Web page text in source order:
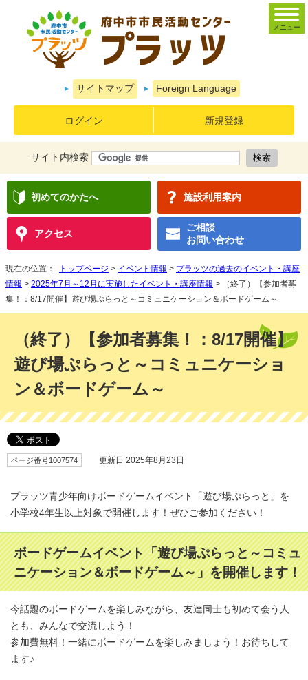
サイトマップ Foreign Language
ログイン 新規登録
サイト内検索
初めてのかたへ 施設利用案内
アクセス
ご相談
お問い合わせ
メニュー
現在の位置： トップページ > イベント情報 > プラッツの過去のイベント・講座
情報 > 2025年7月～12月に実施したイベント・講座情報 > （終了）【参加者募
集！：8/17開催】遊び場ぷらっと～コミュニケーション＆ボードゲーム～
（終了）【参加者募集！：8/17開催】
遊び場ぷらっと～コミュニケーショ
ン＆ボードゲーム～
ページ番号1007574 更新日 2025年8月23日
プラッツ青少年向けボードゲームイベント「遊び場ぷらっと」を
小学校4年生以上対象で開催します！ぜひご参加ください！
ボードゲームイベント「遊び場ぷらっと～コミュ
ニケーション＆ボードゲーム～」を開催します！
今話題のボードゲームを楽しみながら、友達同士も初めて会う人
とも、みんなで交流しよう！
参加費無料！一緒にボードゲームを楽しみましょう！お待ちして
ます♪